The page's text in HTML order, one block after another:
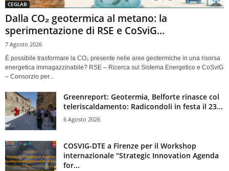
CEGLAB
Dalla CO₂ geotermica al metano: la
sperimentazione di RSE e CoSviG...
7 Agosto 2026
È possibile trasformare la CO₂ presente nelle aree geotermiche in una risorsa
energetica immagazzinabile? RSE – Ricerca sul Sistema Energetico e CoSviG
– Consorzio per...
Greenreport: Geotermia, Belforte rinasce col
teleriscaldamento: Radicondoli in festa il 23...
6 Agosto 2026
COSVIG-DTE a Firenze per il Workshop
internazionale “Strategic Innovation Agenda
for...